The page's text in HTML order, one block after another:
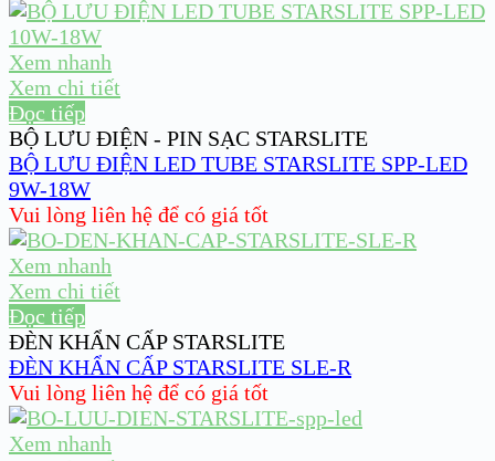
Xem nhanh
Xem chi tiết
Đọc tiếp
BỘ LƯU ĐIỆN - PIN SẠC STARSLITE
BỘ LƯU ĐIỆN LED TUBE STARSLITE SPP-LED
9W-18W
Vui lòng liên hệ để có giá tốt
Xem nhanh
Xem chi tiết
Đọc tiếp
ĐÈN KHẨN CẤP STARSLITE
ĐÈN KHẨN CẤP STARSLITE SLE-R
Vui lòng liên hệ để có giá tốt
Xem nhanh